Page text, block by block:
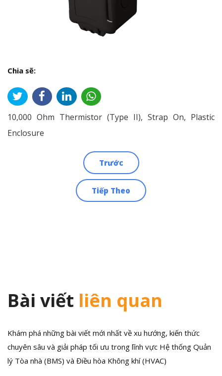
Chia sẽ:
10,000 Ohm Thermistor (Type II), Strap On, Plastic
Enclosure
Trước
Tiếp Theo
Bài viết liên quan
Khám phá những bài viết mới nhất về xu hướng, kiến thức
chuyên sâu và giải pháp tối ưu trong lĩnh vực Hệ thống Quản
lý Tòa nhà (BMS) và Điều hòa Không khí (HVAC)